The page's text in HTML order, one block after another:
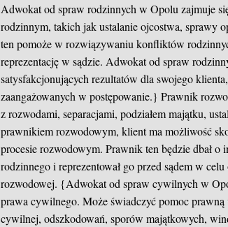
Adwokat od spraw rodzinnych w Opolu zajmuje
rodzinnym, takich jak ustalanie ojcostwa, sprawy
ten pomoże w rozwiązywaniu konfliktów
reprezentację w sądzie. Adwokat od spraw
satysfakcjonujących rezultatów dla swojego
zaangażowanych w postępowanie.} Prawnik
z rozwodami, separacjami, podziałem majątku,
prawnikiem rozwodowym, klient ma możliwość
procesie rozwodowym. Prawnik ten będzie dbał o
rodzinnego i reprezentował go przed sądem w
rozwodowej. {Adwokat od spraw cywilnych w
prawa cywilnego. Może świadczyć pomoc
cywilnej, odszkodowań, sporów majątkowych,